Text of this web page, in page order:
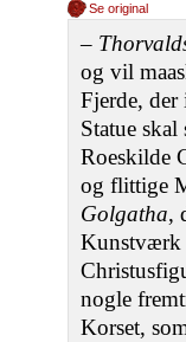
Se original
‒
og vil
Fjerde,
Statue
Roeskilde
og flittige
Golgatha,
Kunstværk
nogle
Korset,